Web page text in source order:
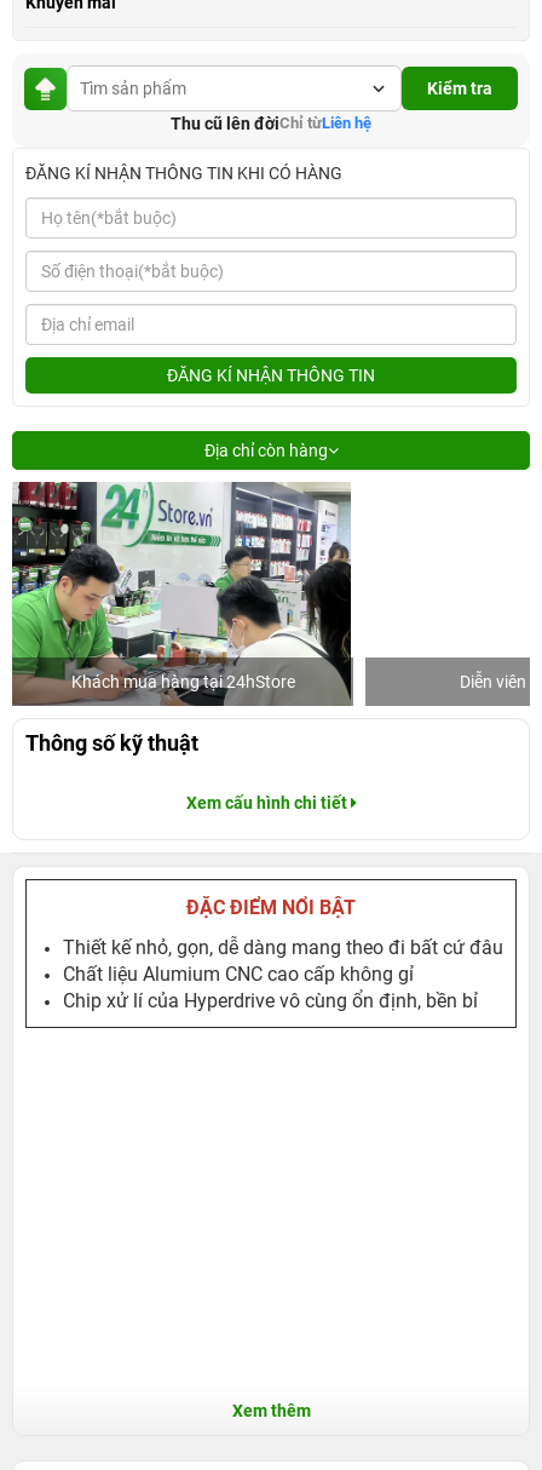
Kiểm tra
Thu cũ lên đờiChỉ từLiên hệ
ĐĂNG KÍ NHẬN THÔNG TIN KHI CÓ HÀNG
ĐĂNG KÍ NHẬN THÔNG TIN
Địa chỉ còn hàng
Khách mua hàng tại 24hStore Diễn viên
Thông số kỹ thuật
Xem cấu hình chi tiết
ĐẶC ĐIỂM NỔI BẬT
Thiết kế nhỏ, gọn, dễ dàng mang theo đi bất cứ đâu
Chất liệu Alumium CNC cao cấp không gỉ
Chip xử lí của Hyperdrive vô cùng ổn định, bền bỉ
Xem thêm